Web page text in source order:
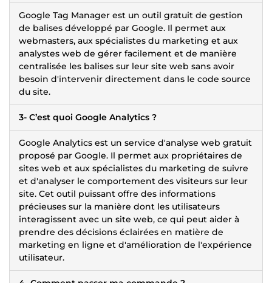
Google Tag Manager est un outil gratuit de gestion
de balises développé par Google. Il permet aux
webmasters, aux spécialistes du marketing et aux
analystes web de gérer facilement et de manière
centralisée les balises sur leur site web sans avoir
besoin d'intervenir directement dans le code source
du site.
3- C’est quoi Google Analytics ?
Google Analytics est un service d'analyse web gratuit
proposé par Google. Il permet aux propriétaires de
sites web et aux spécialistes du marketing de suivre
et d'analyser le comportement des visiteurs sur leur
site. Cet outil puissant offre des informations
précieuses sur la manière dont les utilisateurs
interagissent avec un site web, ce qui peut aider à
prendre des décisions éclairées en matière de
marketing en ligne et d'amélioration de l'expérience
utilisateur.